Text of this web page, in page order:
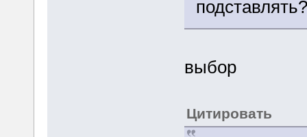
выбор
Цитировать